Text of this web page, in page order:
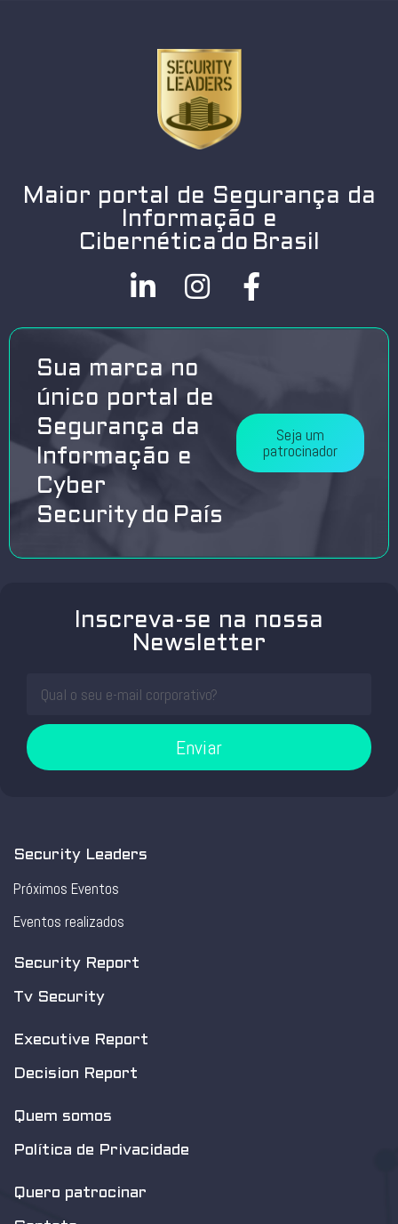
Maior portal de Segurança da
Informação e
Cibernética do Brasil
Sua marca no
único portal de
Segurança da
Informação e
Cyber
Security do País
Seja um
patrocinador
Inscreva-se na nossa
Newsletter
Enviar
Security Leaders
Próximos Eventos
Eventos realizados
Security Report
Tv Security
Executive Report
Decision Report
Quem somos
Política de Privacidade
Quero patrocinar